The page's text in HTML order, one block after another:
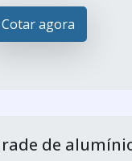
Cotar agora
de